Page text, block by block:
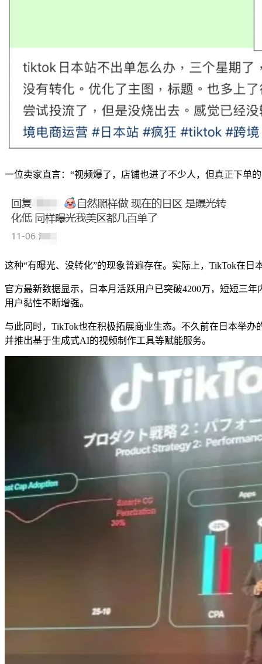
一位卖家直言：“视频爆了，店铺也进了不少人，但真正下单
这种“有曝光、没转化”的现象普遍存在。实际上，TikTok在日
官方最新数据显示，日本月活跃用户已突破4200万，短短三
用户黏性不断增强。
与此同时，TikTok也在积极拓展商业生态。不久前在日本举办
并推出基于生成式AI的视频制作工具等赋能服务。